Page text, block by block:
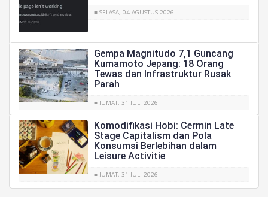
■ SELASA, 04 AGUSTUS 2026
Gempa Magnitudo 7,1 Guncang
Kumamoto Jepang: 18 Orang
Tewas dan Infrastruktur Rusak
Parah
■ JUMAT, 31 JULI 2026
Komodifikasi Hobi: Cermin Late
Stage Capitalism dan Pola
Konsumsi Berlebihan dalam
Leisure Activitie
■ JUMAT, 31 JULI 2026